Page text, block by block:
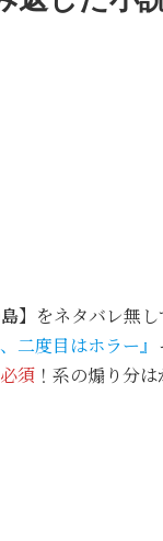
】 をネタバレ無
二度目はホラー』
須 ！系の煽り分